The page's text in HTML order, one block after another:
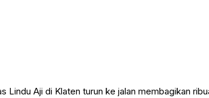
Aji di Klaten turun ke jalan membagikan